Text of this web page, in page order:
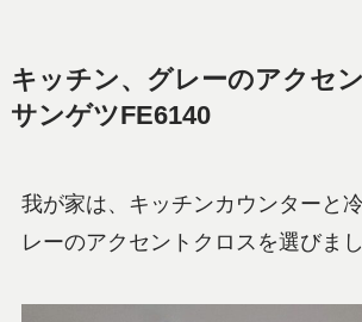
キッチン、グレーのアクセ
サンゲツFE6140
我が家は、キッチンカウンターと
レーのアクセントクロスを選びまし